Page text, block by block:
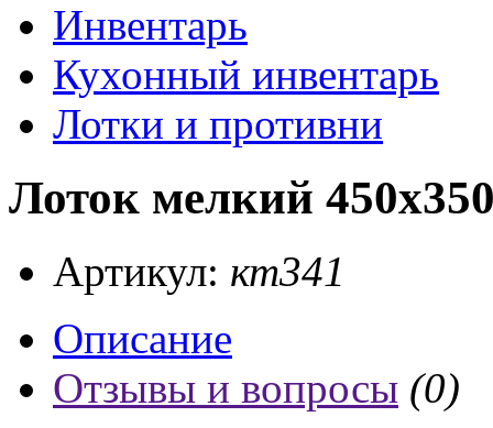
Инвентарь
Кухонный инвентарь
Лотки и противни
Лоток мелкий
Артикул: кт341
Описание
Отзывы и вопросы (0)